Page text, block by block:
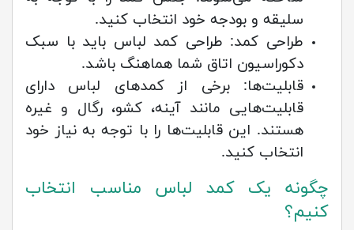
سلیقه و بودجه خود انتخاب کنید.
طراحی کمد: طراحی کمد لباس باید با سبک
دکوراسیون اتاق شما هماهنگ باشد.
قابلیت‌ها: برخی از کمدهای لباس دارای
قابلیت‌هایی مانند آینه، کشو، رگال و غیره
هستند. این قابلیت‌ها را با توجه به نیاز خود
انتخاب کنید.
چگونه یک کمد لباس مناسب انتخاب
کنیم؟